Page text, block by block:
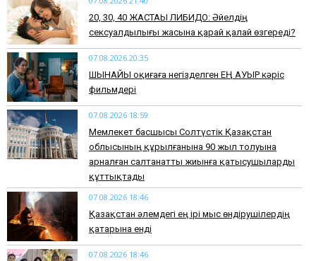
​20, 30, 40 ЖАСТАҒЫ ЛИБИДО: Әйелдің
сексуалдылығы жасына қарай қалай өзгереді?
07.08.2026 20:35
​ШЫНАЙЫ оқиғаға негізделген ЕҢ АУЫР кәріс
фильмдері
07.08.2026 18:59
Мемлекет басшысы Солтүстік Қазақстан
облысының құрылғанына 90 жыл толуына
арналған салтанатты жиынға қатысушыларды
құттықтады
07.08.2026 18:46
Қазақстан әлемдегі ең ірі мыс өндірушілердің
қатарына енді
07.08.2026 18:46